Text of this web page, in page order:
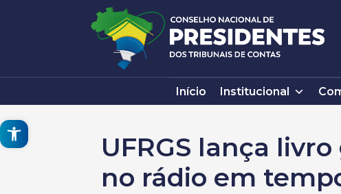
Open toolbar
Início Institucional
UFRGS lança
no rádio em